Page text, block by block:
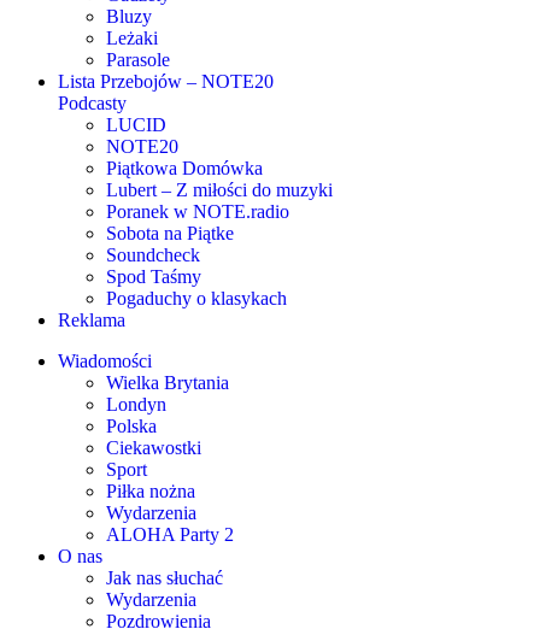
Bluzy
Leżaki
Parasole
Lista Przebojów – NOTE20
Podcasty
LUCID
NOTE20
Piątkowa Domówka
Lubert – Z miłości do muzyki
Poranek w NOTE.radio
Sobota na Piątke
Soundcheck
Spod Taśmy
Pogaduchy o klasykach
Reklama
Wiadomości
Wielka Brytania
Londyn
Polska
Ciekawostki
Sport
Piłka nożna
Wydarzenia
ALOHA Party 2
O nas
Jak nas słuchać
Wydarzenia
Pozdrowienia